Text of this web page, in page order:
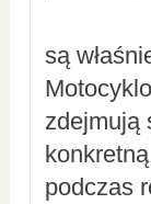
są
zdejmują
podczas